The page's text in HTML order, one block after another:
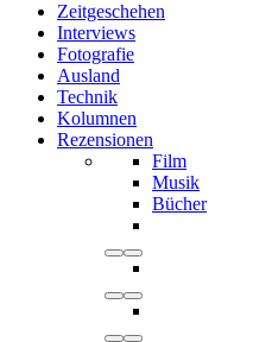
Zeitgeschehen
Interviews
Fotografie
Ausland
Technik
Kolumnen
Rezensionen
Film
Musik
Bücher